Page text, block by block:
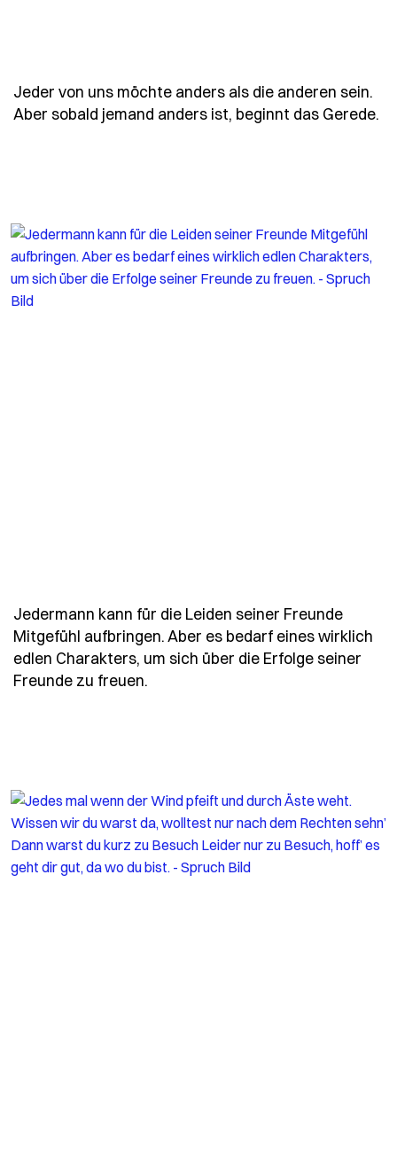
Jeder von uns möchte anders als die anderen sein.
Aber sobald jemand anders ist, beginnt das Gerede.
Jedermann kann für die Leiden seiner Freunde
Mitgefühl aufbringen. Aber es bedarf eines wirklich
edlen Charakters, um sich über die Erfolge seiner
Freunde zu freuen.